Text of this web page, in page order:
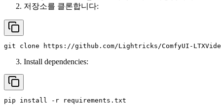
저장소를 클론합니다:
git clone https://github.com/Lightricks/ComfyUI-
Install dependencies:
pip install -r requirements.txt